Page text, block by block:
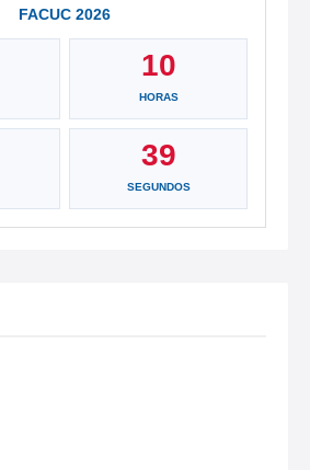
FACUC 2026
10
HORAS
39
SEGUNDOS